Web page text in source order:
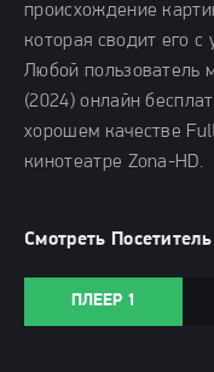
происхождение
которая сводит его с
Любой пользователь
(2024) онлайн
хорошем качестве
кинотеатре Zona-HD.
Смотреть
ПЛЕЕР 1